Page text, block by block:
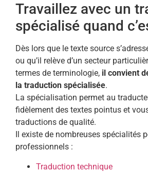
Travaillez avec un
spécialisé quand
Dès lors que le texte source
ou qu’il relève d’un secteur
termes de terminologie, il convient
la traduction spécialisée.
La spécialisation permet au
fidèlement des textes pointus et
traductions de qualité.
Il existe de nombreuses spécialités
professionnels :
Traduction technique